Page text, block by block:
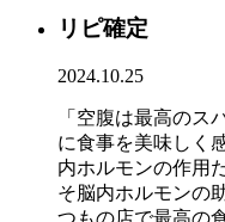
リピ確定
2024.10.25
「空腹は最高のス
に食事を美味しく
内ホルモンの作用
そ脳内ホルモンの